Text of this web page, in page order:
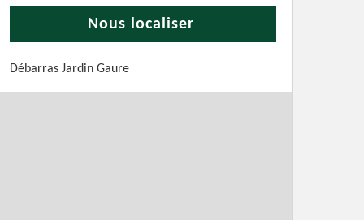
Nous localiser
Débarras Jardin Gaure